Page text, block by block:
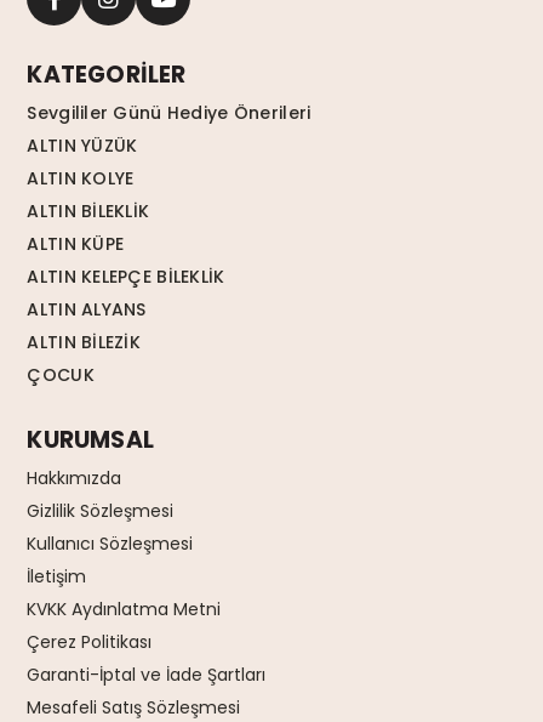
KATEGORİLER
Sevgililer Günü Hediye Önerileri
ALTIN YÜZÜK
ALTIN KOLYE
ALTIN BİLEKLİK
ALTIN KÜPE
ALTIN KELEPÇE BİLEKLİK
ALTIN ALYANS
ALTIN BİLEZİK
ÇOCUK
KURUMSAL
Hakkımızda
Gizlilik Sözleşmesi
Kullanıcı Sözleşmesi
İletişim
KVKK Aydınlatma Metni
Çerez Politikası
Garanti-İptal ve İade Şartları
Mesafeli Satış Sözleşmesi